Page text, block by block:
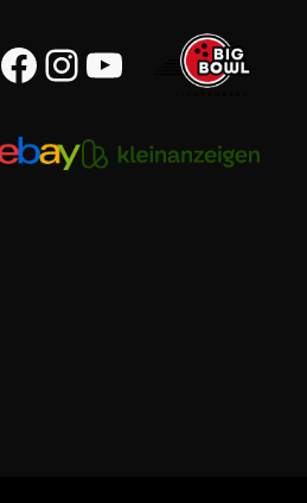
Facebook
Instagram
YouTube